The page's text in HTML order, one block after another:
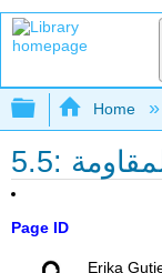
Expand/
Home
Page ID
Erika